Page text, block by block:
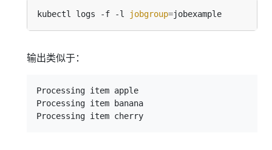
kubectl logs -f -l jobgroup=
输出类似于：
Processing item apple
Processing item banana